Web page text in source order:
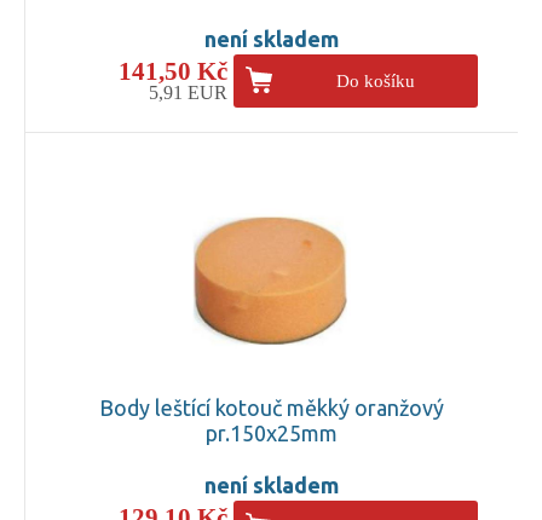
není skladem
141,50 Kč
5,91 EUR
Do košíku
Body leštící kotouč měkký oranžový
pr.150x25mm
není skladem